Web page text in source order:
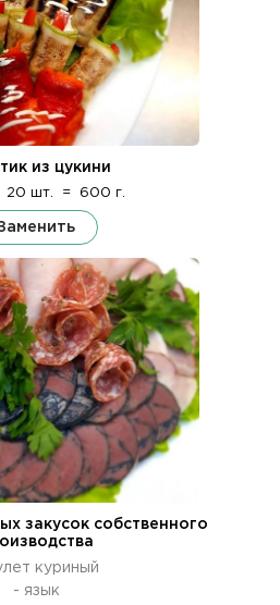
из цукини
20 шт. = 600 г.
закусок собственного
куриный
- язык